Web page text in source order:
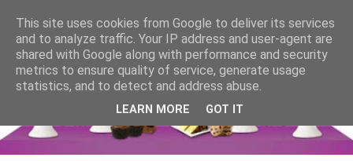
This site uses cookies from Google to deliver its services
and to analyze traffic. Your IP address and user-agent are
shared with Google along with performance and security
metrics to ensure quality of service, generate usage
statistics, and to detect and address abuse.
LEARN MORE GOT IT